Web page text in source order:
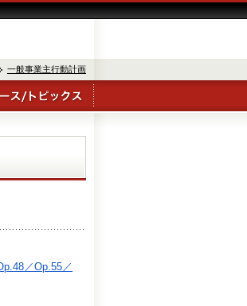
一般事業主行動計画
／Op.55／